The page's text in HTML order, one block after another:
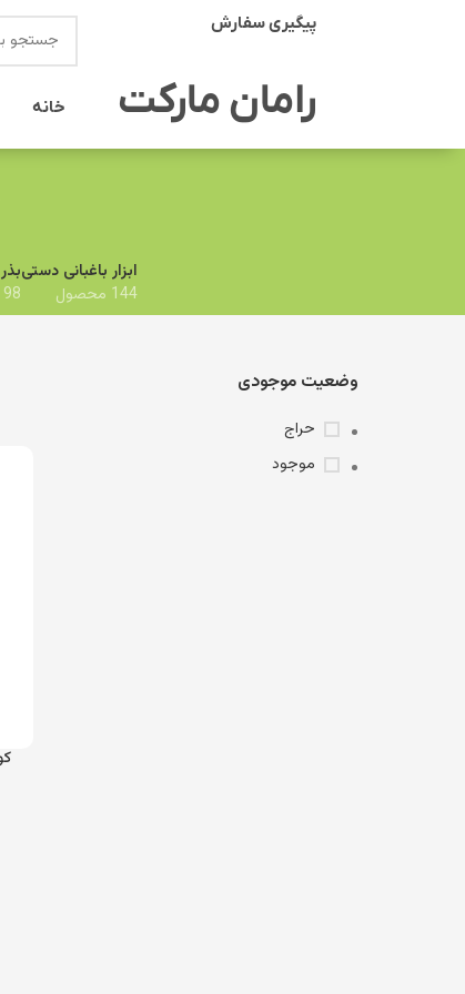
پیگیری سفارش
رامان مارکت خانه
ابزار باغبانی دستی
144 محصول
بذر
98 محصول
وضعیت موجودی
حراج
موجود